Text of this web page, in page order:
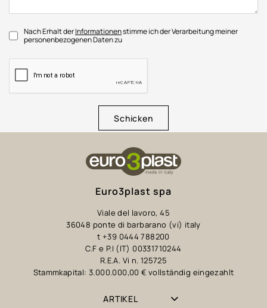
Nach Erhalt derInformationenstimme ich der Verarbeitung meiner
personenbezogenen Daten zu
Schicken
Euro3plast spa
Viale del lavoro, 45
36048 ponte di barbarano (vi) italy
t +39 0444 788200
C.F e P.I (IT) 00331710244
R.E.A. Vi n. 125725
Stammkapital: 3.000.000,00 € vollständig eingezahlt
ARTIKEL